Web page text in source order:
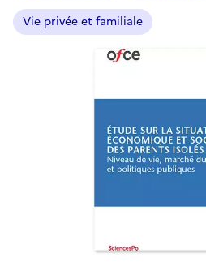
Vie privée et familiale